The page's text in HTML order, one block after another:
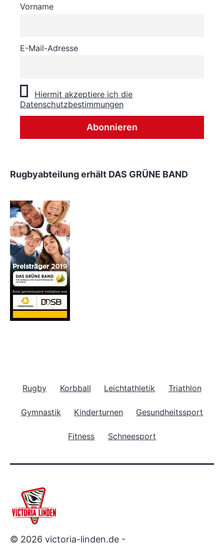
Vorname
E-Mail-Adresse
Hiermit akzeptiere ich die
Datenschutzbestimmungen
Rugbyabteilung erhält DAS GRÜNE BAND
Rugby Korbball Leichtathletik Triathlon
Gymnastik Kinderturnen Gesundheitssport
Fitness Schneesport
© 2026 victoria-linden.de -